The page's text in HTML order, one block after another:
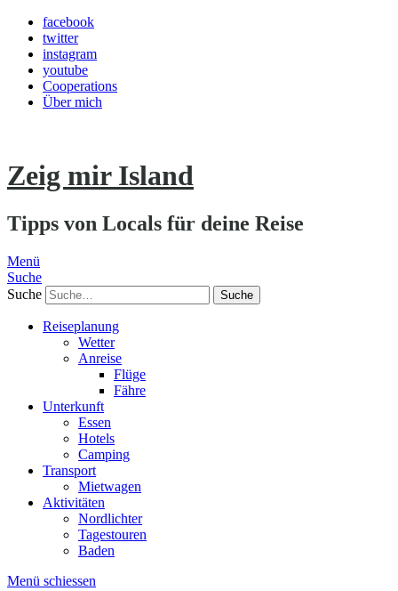
facebook
twitter
instagram
youtube
Cooperations
Über mich
Zeig mir Island
Tipps von Locals für deine Reise
Menü
Suche
Suche
Reiseplanung
Wetter
Anreise
Flüge
Fähre
Unterkunft
Essen
Hotels
Camping
Transport
Mietwagen
Aktivitäten
Nordlichter
Tagestouren
Baden
Menü schiessen